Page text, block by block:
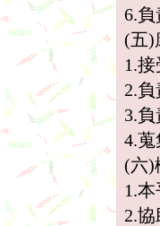
6.負
(五)
1.
2.
3.
4.
(六)
1.
2.